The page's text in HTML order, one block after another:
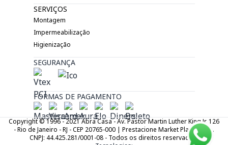
SERVIÇOS
Montagem
Impermeabilização
Higienização
SEGURANÇA
FORMAS DE PAGAMENTO
Copyright © 1996 - 2021 Abra Casa - Av. Pastor Martin Luther King Jr. 126
- Rio de Janeiro - RJ - CEP 20765-000 | Prestacione Market Place LTDA.
CNPJ: 44.425.281/0001-08 - Todos os direitos reservados.